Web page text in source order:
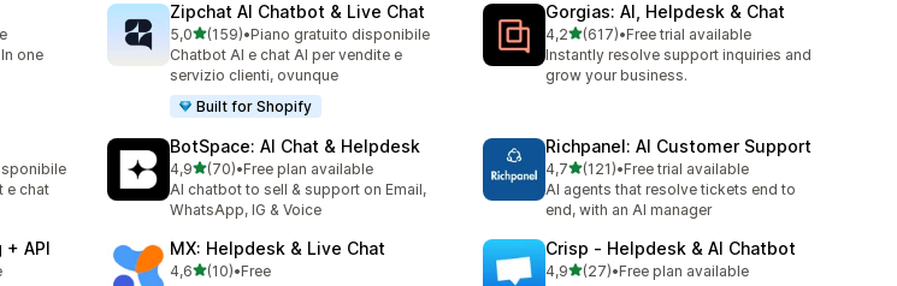
one
Zipchat AI Chatbot & Live Chat
5,0stelle su 5
(159)
159 recensioni totali
•Piano gratuito disponibile
Chatbot AI e chat AI per vendite e
servizio clienti, ovunque
Built for Shopify
Gorgias: AI, Helpdesk & Chat
4,2stelle su 5
(617)
617 recensioni totali
•Free trial available
Instantly resolve support inquiries and
grow your business.
e chat
BotSpace: AI Chat & Helpdesk
4,9stelle su 5
(70)
70 recensioni totali
•Free plan available
AI chatbot to sell & support on Email,
WhatsApp, IG & Voice
Richpanel: AI Customer Support
4,7stelle su 5
(121)
121 recensioni totali
•Free trial available
AI agents that resolve tickets end to
end, with an AI manager
+ API MX: Helpdesk & Live Chat
4,6stelle su 5
(10)
10 recensioni totali
•Free
Crisp ‑ Helpdesk & AI Chatbot
4,9stelle su 5
(27)
27 recensioni totali
•Free plan available